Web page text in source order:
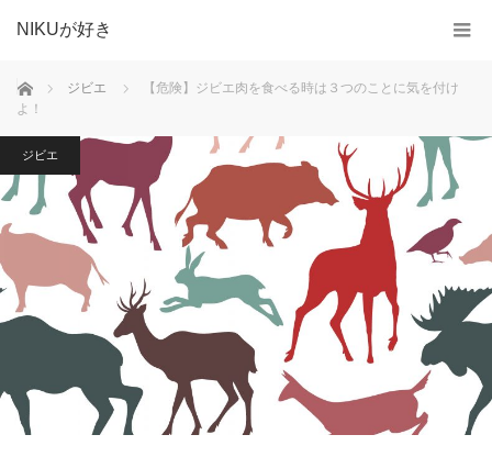
NIKUが好き
ホーム ジビエ
【危険】ジビエ肉を食べる時は３つのことに気を付け
よ！
ジビエ